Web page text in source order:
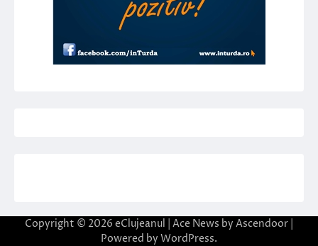
Copyright © 2026 eClujeanul | Ace News by Ascendoor
Powered by WordPress.